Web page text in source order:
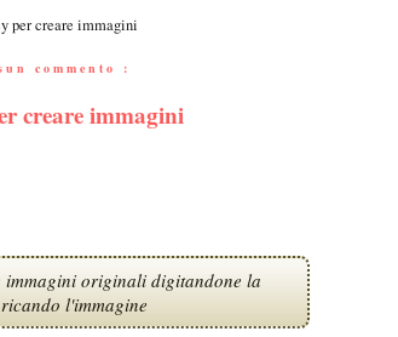
per creare immagini
commento :
creare immagini
originali digitandone la
l'immagine